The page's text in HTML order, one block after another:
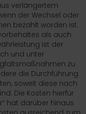
verlängertem
der Wechsel oder
bezahlt worden ist.
als auch
ist der
und unter
zu
die Durchführung
soweit diese nach
Die Kosten hierfür
hat darüber hinaus